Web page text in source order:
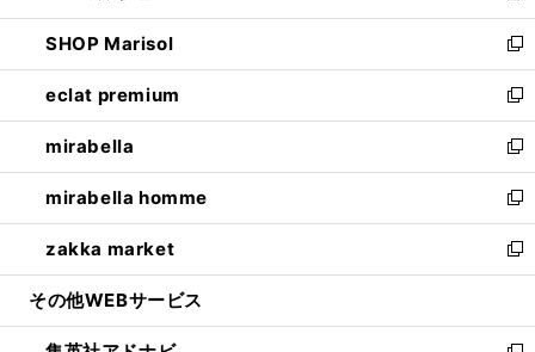
開
く
ウ
で
開
く
ン
ド
ウ
で
開
く
ウ
ィ
ン
ド
ウ
で
開
く
し
い
ウ
ィ
ン
ド
ウ
で
開
く
SHOP Marisol
新
し
い
ウ
ィ
ン
ド
ウ
で
開
eclat premium
新
し
い
ウ
ィ
ン
ド
ウ
開
mirabella
新
し
い
ウ
ィ
ン
ウ
mirabella homme
新
し
い
ウ
ン
zakka market
新
し
ウ
その他WEBサービス